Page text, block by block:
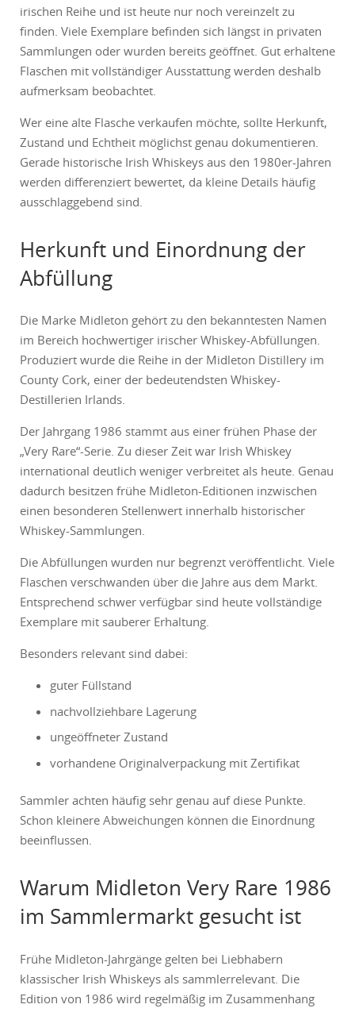
irischen Reihe und ist heute nur noch vereinzelt zu
finden. Viele Exemplare befinden sich längst in privaten
Sammlungen oder wurden bereits geöffnet. Gut erhaltene
Flaschen mit vollständiger Ausstattung werden deshalb
aufmerksam beobachtet.
Wer eine alte Flasche verkaufen möchte, sollte Herkunft,
Zustand und Echtheit möglichst genau dokumentieren.
Gerade historische Irish Whiskeys aus den 1980er-Jahren
werden differenziert bewertet, da kleine Details häufig
ausschlaggebend sind.
Herkunft und Einordnung der
Abfüllung
Die Marke Midleton gehört zu den bekanntesten Namen
im Bereich hochwertiger irischer Whiskey-Abfüllungen.
Produziert wurde die Reihe in der Midleton Distillery im
County Cork, einer der bedeutendsten Whiskey-
Destillerien Irlands.
Der Jahrgang 1986 stammt aus einer frühen Phase der
„Very Rare“-Serie. Zu dieser Zeit war Irish Whiskey
international deutlich weniger verbreitet als heute. Genau
dadurch besitzen frühe Midleton-Editionen inzwischen
einen besonderen Stellenwert innerhalb historischer
Whiskey-Sammlungen.
Die Abfüllungen wurden nur begrenzt veröffentlicht. Viele
Flaschen verschwanden über die Jahre aus dem Markt.
Entsprechend schwer verfügbar sind heute vollständige
Exemplare mit sauberer Erhaltung.
Besonders relevant sind dabei:
guter Füllstand
nachvollziehbare Lagerung
ungeöffneter Zustand
vorhandene Originalverpackung mit Zertifikat
Sammler achten häufig sehr genau auf diese Punkte.
Schon kleinere Abweichungen können die Einordnung
beeinflussen.
Warum Midleton Very Rare 1986
im Sammlermarkt gesucht ist
Frühe Midleton-Jahrgänge gelten bei Liebhabern
klassischer Irish Whiskeys als sammlerrelevant. Die
Edition von 1986 wird regelmäßig im Zusammenhang